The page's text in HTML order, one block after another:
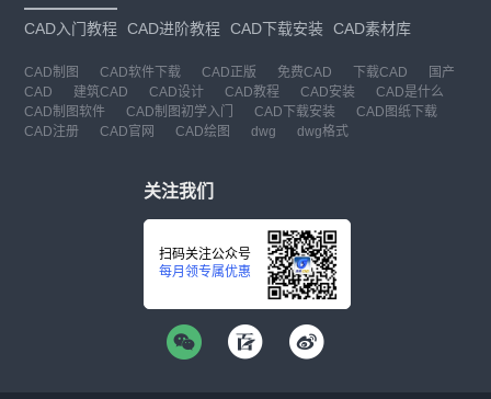
CAD入门教程 CAD进阶教程 CAD下载安装 CAD素材库
CAD制图 CAD软件下载 CAD正版 免费CAD 下载CAD
国产
CAD
建筑CAD CAD设计 CAD教程 CAD安装
CAD是什么
CAD制图软件
CAD制图初学入门 CAD下载安装
CAD图纸下载
CAD注册
CAD官网 CAD绘图 dwg dwg格式
关注我们
扫码关注公众号
每月领专属优惠